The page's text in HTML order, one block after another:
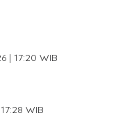
| 17:20 WIB
WIB